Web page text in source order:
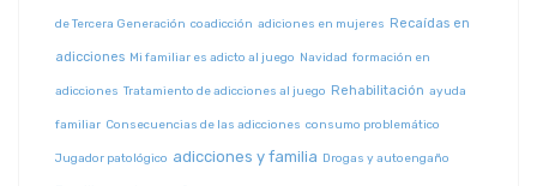
de Tercera Generación coadicción adiciones en mujeres Recaídas en
adicciones Mi familiar es adicto al juego Navidad formación en
adicciones Tratamiento de adicciones al juego Rehabilitación ayuda
familiar Consecuencias de las adicciones consumo problemático
Jugador patológico adicciones y familia Drogas y autoengaño